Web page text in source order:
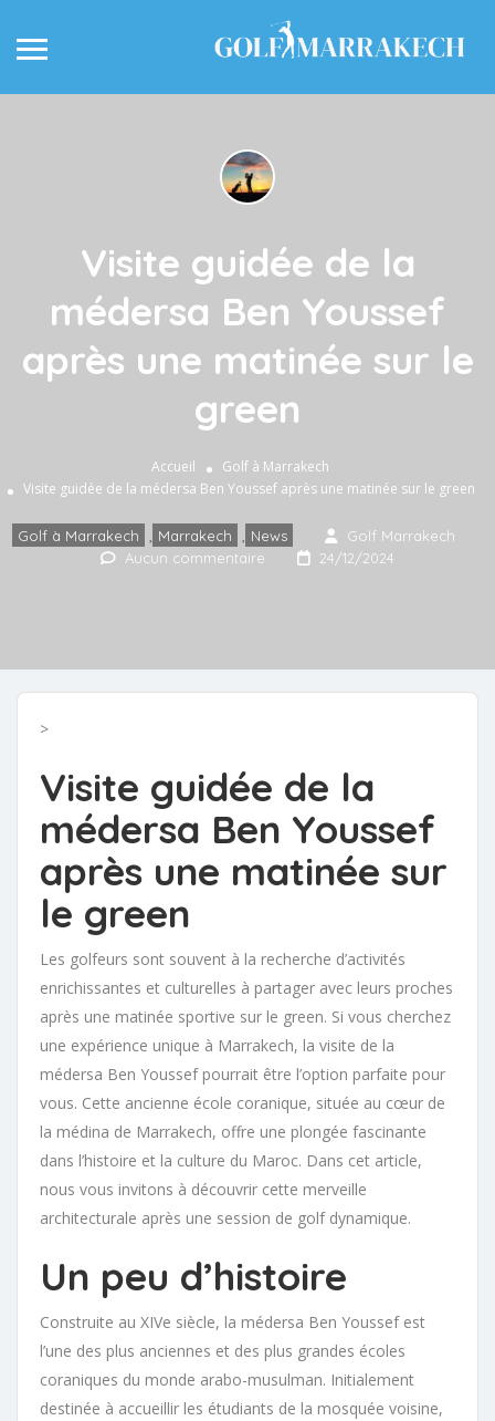
Visite guidée de la
médersa Ben Youssef
après une matinée sur le
green
Accueil
Golf à Marrakech
Visite guidée de la médersa Ben Youssef après une matinée sur le green
Golf à Marrakech Marrakech News
Golf Marrakech
Aucun commentaire
24/12/2024
>
Visite guidée de la
médersa Ben Youssef
après une matinée sur
le green
Les golfeurs sont souvent à la recherche d’activités
enrichissantes et culturelles à partager avec leurs proches
après une matinée sportive sur le green. Si vous cherchez
une expérience unique à Marrakech, la visite de la
médersa Ben Youssef pourrait être l’option parfaite pour
vous. Cette ancienne école coranique, située au cœur de
la médina de Marrakech, offre une plongée fascinante
dans l’histoire et la culture du Maroc. Dans cet article,
nous vous invitons à découvrir cette merveille
architecturale après une session de golf dynamique.
Un peu d’histoire
Construite au XIVe siècle, la médersa Ben Youssef est
l’une des plus anciennes et des plus grandes écoles
coraniques du monde arabo-musulman. Initialement
destinée à accueillir les étudiants de la mosquée voisine,